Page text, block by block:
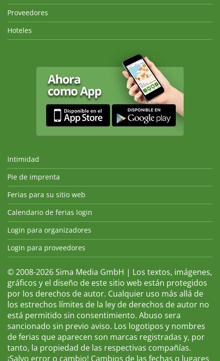
Proveedores
Hoteles
Intimidad
Pie de imprenta
Ferias para su sitio web
Calendario de ferias login
Login para organizadores
Login para proveedores
© 2008-2026 Sima Media GmbH | Los textos, imágenes,
gráficos y el diseño de este sitio web están protegidos
por los derechos de autor. Cualquier uso más allá de
los estrechos límites de la ley de derechos de autor no
está permitido sin consentimiento. Abuso sera
sancionado sin previo aviso. Los logotipos y nombres
de ferias que aparecen son marcas registradas y, por
tanto, la propiedad de las respectivas compañías.
¡Salvo error o cambio! Cambios de las fechas o lugares